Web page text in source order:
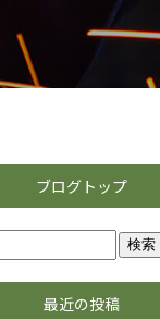
ブログトップ
最近の投稿